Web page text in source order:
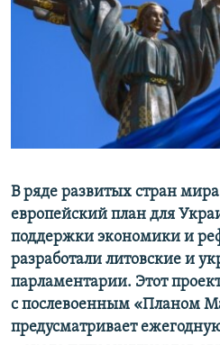
ПРОПАВШИЕ БЕЗ ВЕСТИ
ПОБЕДИТЕЛЕЙ НЕ СУДЯТ?
КРЫМ.НЕПОКОРЕННЫЙ
УКРАИНСКАЯ ПРОБЛЕМА КРЫМА
ПРИСОЕДИНЯЙТЕСЬ!
В ряде развитых стран
европейский план для
поддержки экономики и
разработали литовские и
парламентарии. Этот
с послевоенным «Планом
предусматривает